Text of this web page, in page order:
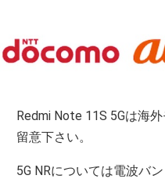
Redmi Note 11S 5Gは海
留意下さい。
5G NRについては電波バ